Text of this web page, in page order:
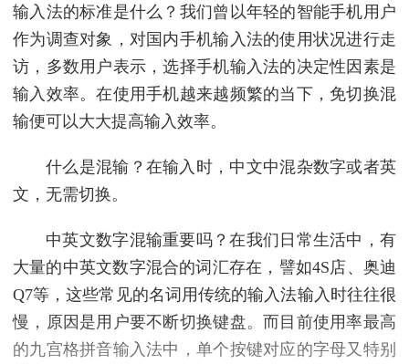
输入法的标准是什么？我们曾以年轻的智能手机用户
作为调查对象，对国内手机输入法的使用状况进行走
访，多数用户表示，选择手机输入法的决定性因素是
输入效率。在使用手机越来越频繁的当下，免切换混
输便可以大大提高输入效率。
什么是混输？在输入时，中文中混杂数字或者英
文，无需切换。
中英文数字混输重要吗？在我们日常生活中，有
大量的中英文数字混合的词汇存在，譬如4S店、奥迪
Q7等，这些常见的名词用传统的输入法输入时往往很
慢，原因是用户要不断切换键盘。而目前使用率最高
的九宫格拼音输入法中，单个按键对应的字母又特别